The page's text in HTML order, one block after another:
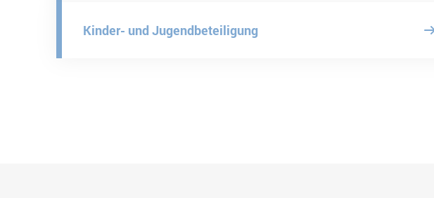
Kinder- und Jugendbeteiligung